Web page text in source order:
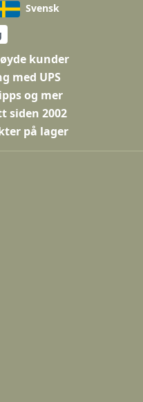
Svensk
kunder
med UPS
og mer
siden 2002
på lager